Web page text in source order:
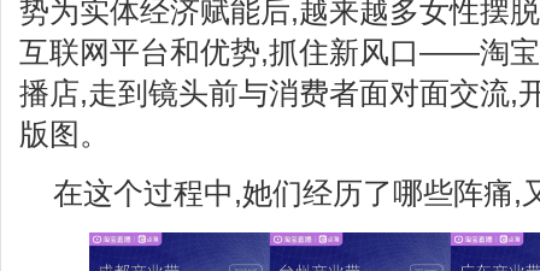
势为实体经济赋能后,越来越多女性摆
互联网平台和优势,抓住新风口——淘
播店,走到镜头前与消费者面对面交流,
版图。
在这个过程中,她们经历了哪些阵痛,